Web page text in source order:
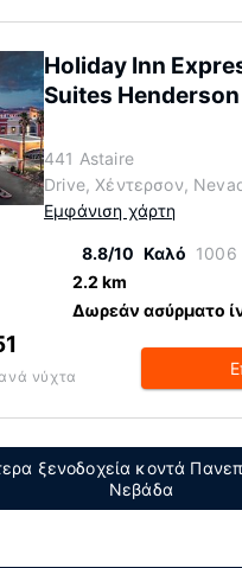
Holiday Inn
Suites Henderson
441 Astaire
Drive, Χέντερσον,
Εμφάνιση χάρτη
8.8/10 Καλό 1006
2.2 km
Δωρεάν ασύρματο
νύχτα
ξενοδοχεία κοντά
Νεβάδα